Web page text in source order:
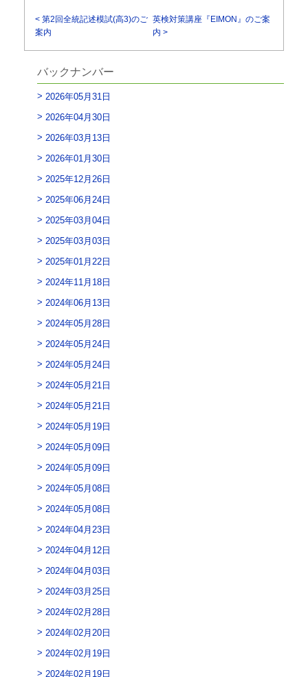
< 第2回全統記述模試(高3)のご
案内
英検対策講座『EIMON』のご案
内 >
バックナンバー
2026年05月31日
2026年04月30日
2026年03月13日
2026年01月30日
2025年12月26日
2025年06月24日
2025年03月04日
2025年03月03日
2025年01月22日
2024年11月18日
2024年06月13日
2024年05月28日
2024年05月24日
2024年05月24日
2024年05月21日
2024年05月21日
2024年05月19日
2024年05月09日
2024年05月09日
2024年05月08日
2024年05月08日
2024年04月23日
2024年04月12日
2024年04月03日
2024年03月25日
2024年02月28日
2024年02月20日
2024年02月19日
2024年02月19日